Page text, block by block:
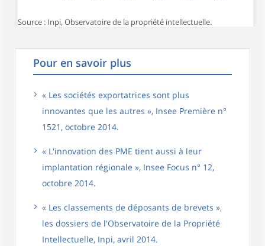
Source : Inpi, Observatoire de la propriété intellectuelle.
Pour en savoir plus
« Les sociétés exportatrices sont plus
innovantes que les autres », Insee Première n°
1521, octobre 2014.
« L'innovation des PME tient aussi à leur
implantation régionale », Insee Focus n° 12,
octobre 2014.
« Les classements de déposants de brevets »,
les dossiers de l'Observatoire de la Propriété
Intellectuelle, Inpi, avril 2014.